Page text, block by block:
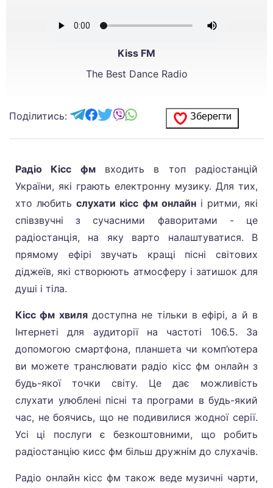
Kiss FM
The Best Dance Radio
Поділитись: Зберегти
Радіо Кісс фмвходить в топ радіостанцій
України, які грають електронну музику. Для тих,
хто любитьслухати кісс фм онлайні ритми, які
співзвучні з сучасними фаворитами - це
радіостанція, на яку варто налаштуватися. В
прямому ефірі звучать кращі пісні світових
діджеїв, які створюють атмосферу і затишок для
Кісс фм хвилядоступна не тільки в ефірі, а й в
Інтернеті для аудиторії на частоті 106.5. За
допомогою смартфона, планшета чи комп’ютера
ви можете транслювати радіо кісс фм онлайн з
будь-якої точки світу. Це дає можливість
слухати улюблені пісні та програми в будь-який
час, не боячись, що не подивилися жодної серії.
Усі ці послуги є безкоштовними, що робить
Радіо онлайн кісс фм також веде музичні чарти,